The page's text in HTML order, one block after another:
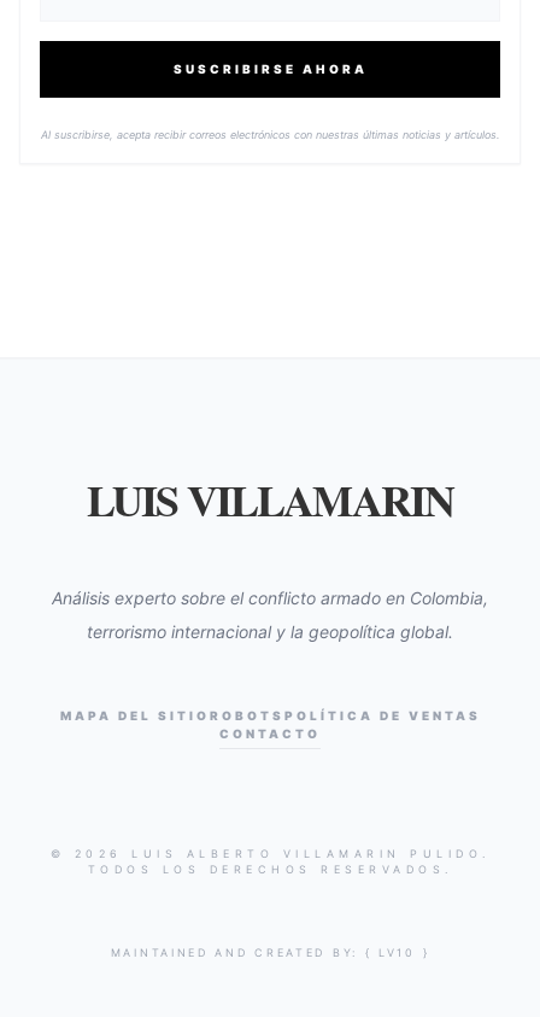
SUSCRIBIRSE AHORA
Al suscribirse, acepta recibir correos electrónicos con nuestras últimas noticias y artículos.
LUIS VILLAMARIN
Análisis experto sobre el conflicto armado en Colombia,
terrorismo internacional y la geopolítica global.
MAPA DEL SITIO ROBOTS POLÍTICA DE VENTAS
CONTACTO
© 2026 LUIS ALBERTO VILLAMARIN PULIDO.
TODOS LOS DERECHOS RESERVADOS.
MAINTAINED AND CREATED BY: { LV10 }